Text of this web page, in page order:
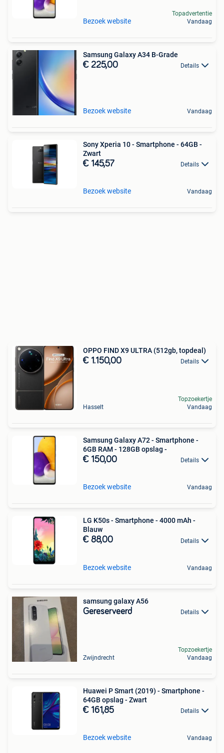
Bezoek website
Topadvertentie
Vandaag
Samsung Galaxy A34 B-Grade
€ 225,00 Details
Bezoek website Vandaag
Sony Xperia 10 - Smartphone - 64GB -
Zwart
€ 145,57 Details
Bezoek website Vandaag
OPPO FIND X9 ULTRA (512gb, topdeal)
€ 1.150,00 Details
Hasselt
Topzoekertje
Vandaag
Samsung Galaxy A72 - Smartphone -
6GB RAM - 128GB opslag -
€ 150,00 Details
Bezoek website Vandaag
LG K50s - Smartphone - 4000 mAh -
Blauw
€ 88,00 Details
Bezoek website Vandaag
samsung galaxy A56
Gereserveerd Details
Zwijndrecht
Topzoekertje
Vandaag
Huawei P Smart (2019) - Smartphone -
64GB opslag - Zwart
€ 161,85 Details
Bezoek website Vandaag